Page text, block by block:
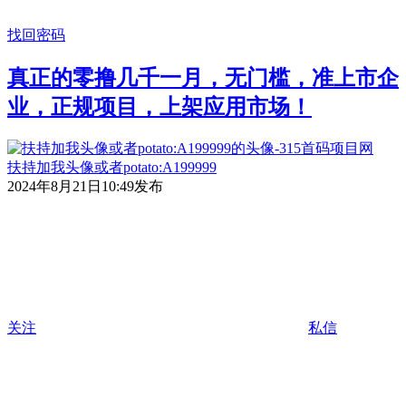
找回密码
真正的零撸几千一月，无门槛，准上市企
业，正规项目，上架应用市场！
扶持加我头像或者potato:A199999
2024年8月21日10:49发布
关注 私信